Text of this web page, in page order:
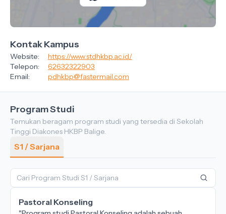
Kontak Kampus
Website:
https://www.stdhkbp.ac.id/
Telepon:
62632322903
Email:
pdhkbp@fastermail.com
Program Studi
Temukan beragam program studi yang tersedia di Sekolah
Tinggi Diakones HKBP Balige.
S1 / Sarjana
Pastoral Konseling